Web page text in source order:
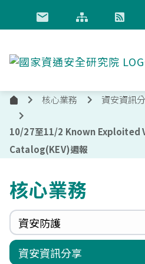
跳到主要內容
首
核心業務 資安資訊
10/27至11/2 Known Exploited
Catalog(KEV)週報
核心業務
資安防護
政府組態基準(GCB)
資通安全弱點通報機制
端點偵測及應變機制(EDR)
零信任架構(ZTA)
國家資安聯防監控中心(N-
國家資安通報應變中心(N-
資安資訊分享